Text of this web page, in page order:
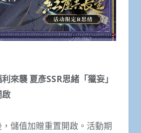
來襲 夏彥SSR思緒「獵妄」
啟
儲值加贈重置開啟。活動期